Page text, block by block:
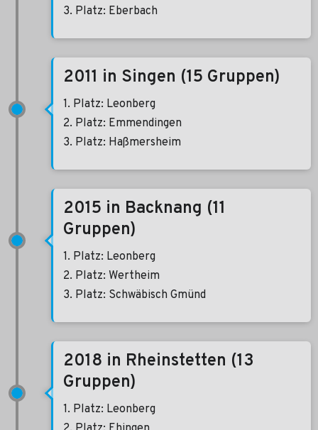
3. Platz: Eberbach
2011 in Singen (15 Gruppen)
1. Platz: Leonberg
2. Platz: Emmendingen
3. Platz: Haßmersheim
2015 in Backnang (11
Gruppen)
1. Platz: Leonberg
2. Platz: Wertheim
3. Platz: Schwäbisch Gmünd
2018 in Rheinstetten (13
Gruppen)
1. Platz: Leonberg